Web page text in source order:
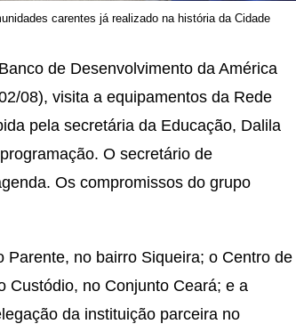
carentes já realizado na história da Cidade
de Desenvolvimento da América
08), visita a equipamentos da Rede
pela secretária da Educação, Dalila
O secretário de
Os compromissos do grupo
Parente, no bairro Siqueira; o Centro de
Custódio, no Conjunto Ceará; e a
da instituição parceira no